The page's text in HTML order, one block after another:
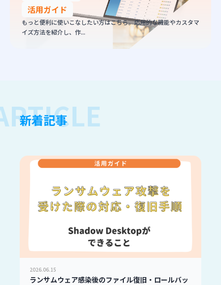
活用ガイド
もっと便利に使いこなしたい方はこちら。応用的な機能やカスタマ
イズ方法を紹介し、作...
新着記事
2026.06.15
ランサムウェア感染後のファイル復旧・ロールバッ